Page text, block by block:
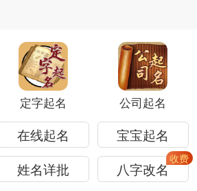
定字起名 公司起名
在线起名
宝宝起名
姓名详批 八字改名